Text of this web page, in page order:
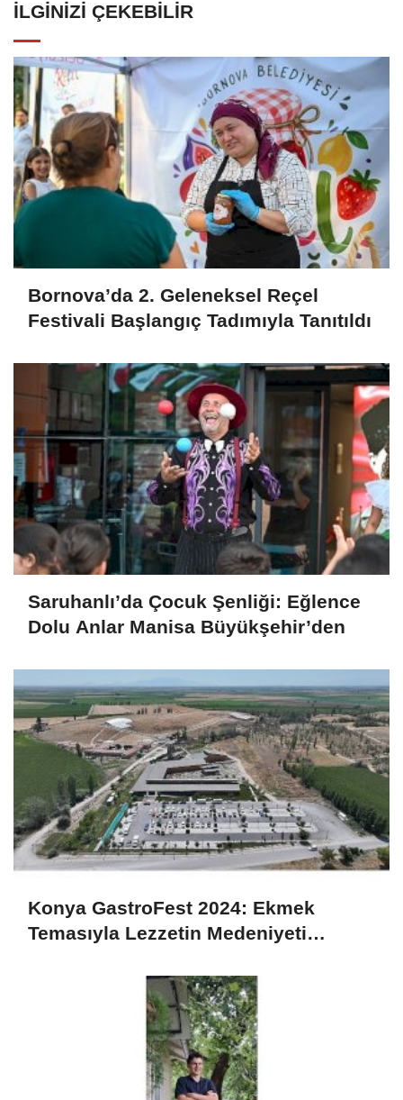
İLGINIZI ÇEKEBILIR
Bornova’da 2. Geleneksel Reçel
Festivali Başlangıç Tadımıyla Tanıtıldı
Saruhanlı’da Çocuk Şenliği: Eğlence
Dolu Anlar Manisa Büyükşehir’den
Konya GastroFest 2024: Ekmek
Temasıyla Lezzetin Medeniyeti